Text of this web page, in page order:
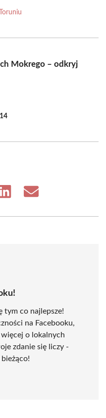
Mokrego – odkryj
14
Share
Share
tym co najlepsze!
na Facebooku,
więcej o lokalnych
zdanie się liczy -